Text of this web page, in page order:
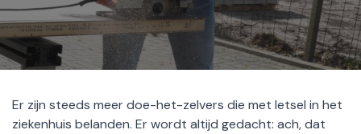
Er zijn steeds meer doe-het-zelvers die met letsel in het
ziekenhuis belanden. Er wordt altijd gedacht: ach, dat